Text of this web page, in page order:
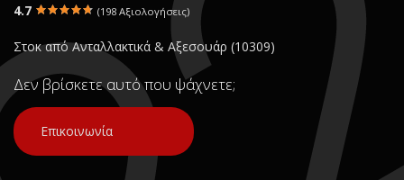
4.7 (198 Αξιολογήσεις)
Στοκ από Ανταλλακτικά & Αξεσουάρ (10309)
Δεν βρίσκετε αυτό που ψάχνετε;
Επικοινωνία